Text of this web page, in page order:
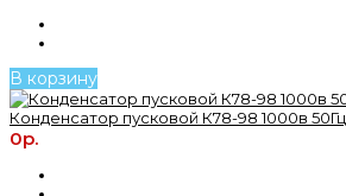
В корзину
Конденсатор пусковой К78-98 1000в 50Гц
0р.